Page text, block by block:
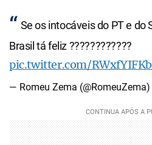
Se os intocáveis do PT e do
Brasil tá feliz ????????????
pic.twitter.com/
— Romeu Zema (@RomeuZema)